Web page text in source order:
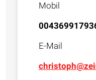
Mobil
E-Mail